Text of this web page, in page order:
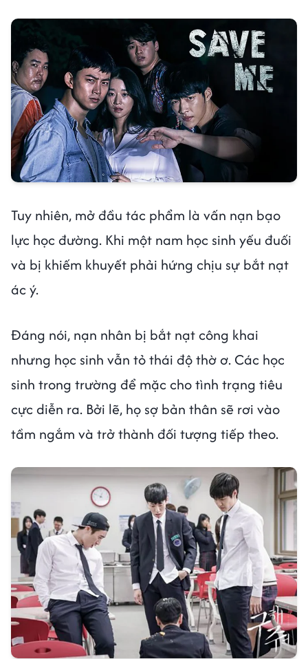
Tuy nhiên, mở đầu tác phẩm là vấn nạn bạo
lực học đường. Khi một nam học sinh yếu đuối
và bị khiếm khuyết phải hứng chịu sự bắt nạt
ác ý.
Đáng nói, nạn nhân bị bắt nạt công khai
nhưng học sinh vẫn tỏ thái độ thờ ơ. Các học
sinh trong trường để mặc cho tình trạng tiêu
cực diễn ra. Bởi lẽ, họ sợ bản thân sẽ rơi vào
tầm ngắm và trở thành đối tượng tiếp theo.